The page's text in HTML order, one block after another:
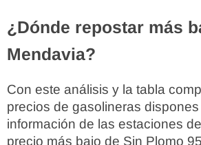
¿Dónde repostar más
Mendavia?
Con este análisis y la tabla
precios de gasolineras
información de las estaciones
precio más bajo de Sin Plomo